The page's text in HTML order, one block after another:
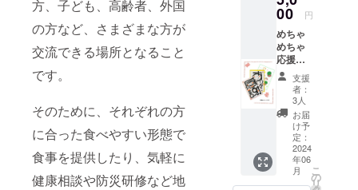
方、子ども、高齢者、外国
の方など、さまざまな方が
交流できる場所となること
です。
そのために、それぞれの方
に合った食べやすい形態で
食事を提供したり、気軽に
健康相談や防災研修など地
１カッ
トず
つ）２
枚を添
付しま
す。有
効期限
は2024
年12月
末とさ
せてい
ただき
ます。
00 円
めちゃ
めちゃ
応援す
るプラ
ン 心
を込め
たお礼
のメー
ルと特
製ポス
トカー
ド３種
セット
支援
者：
3人
お届
け予
定：
2024
年06
月
こ
の
リ